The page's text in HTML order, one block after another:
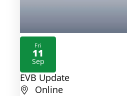
EVB Update
Online
Fri
11
Sep
2026